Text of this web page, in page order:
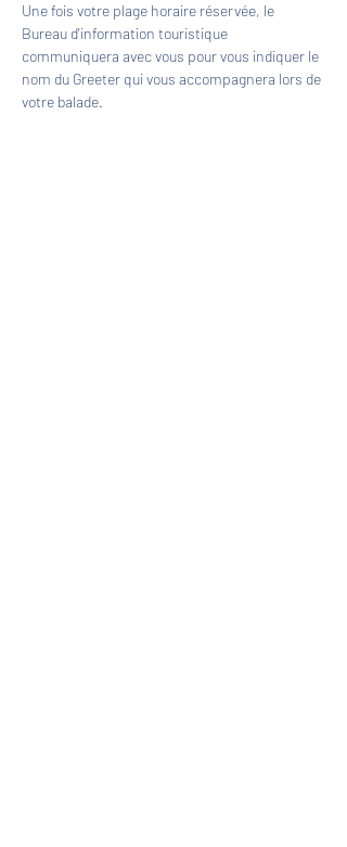
Une fois votre plage horaire réservée, le
Bureau d'information touristique
communiquera avec vous pour vous indiquer le
nom du Greeter qui vous accompagnera lors de
votre balade.